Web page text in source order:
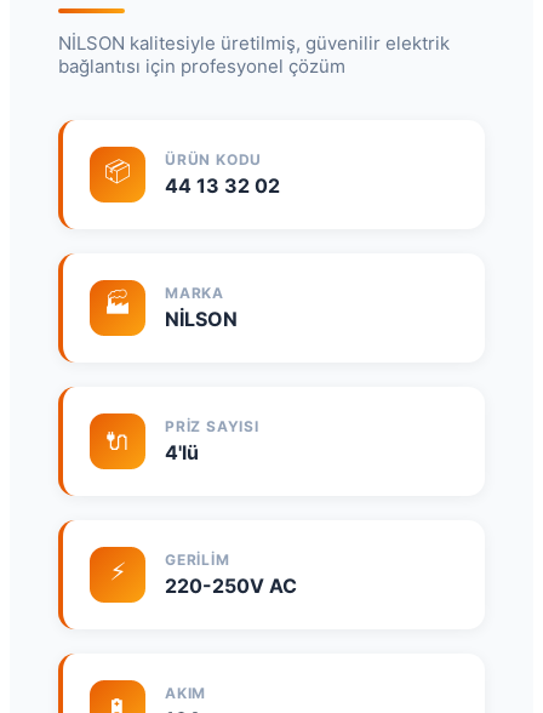
NİLSON kalitesiyle üretilmiş, güvenilir elektrik
bağlantısı için profesyonel çözüm
📦 ÜRÜN KODU
44 13 32 02
🏭 MARKA
NİLSON
🔌 PRIZ SAYISI
4'lü
⚡ GERILIM
220-250V AC
AKIM